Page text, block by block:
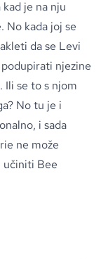
je na nju
No kada joj se
da se Levi
njezine
Ili se to s njom
No tu je i
i sada
ne može
učiniti Bee